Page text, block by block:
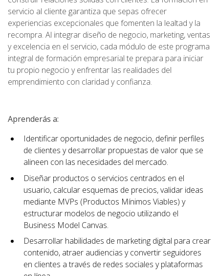
servicio al cliente garantiza que sepas ofrecer
experiencias excepcionales que fomenten la lealtad y la
recompra. Al integrar diseño de negocio, marketing, ventas
y excelencia en el servicio, cada módulo de este programa
integral de formación empresarial te prepara para iniciar
tu propio negocio y enfrentar las realidades del
emprendimiento con claridad y confianza.
Aprenderás a:
Identificar oportunidades de negocio, definir perfiles
de clientes y desarrollar propuestas de valor que se
alineen con las necesidades del mercado.
Diseñar productos o servicios centrados en el
usuario, calcular esquemas de precios, validar ideas
mediante MVPs (Productos Mínimos Viables) y
estructurar modelos de negocio utilizando el
Business Model Canvas.
Desarrollar habilidades de marketing digital para crear
contenido, atraer audiencias y convertir seguidores
en clientes a través de redes sociales y plataformas